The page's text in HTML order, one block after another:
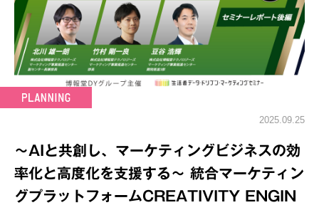
2025.09.25
～AIと共創し、マーケティングビジネスの効
率化と高度化を支援する～ 統合マーケティン
グプラットフォームCREATIVITY ENGIN